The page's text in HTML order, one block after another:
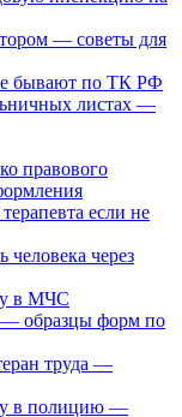
— советы для
бывают по ТК РФ
листах —
правового
если не
человека через
в МЧС
— образцы форм по
труда —
в полицию —